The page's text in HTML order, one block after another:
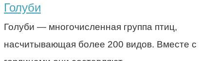
Голуби
Голуби — многочисленная группа птиц,
насчитывающая более 200 видов. Вместе с